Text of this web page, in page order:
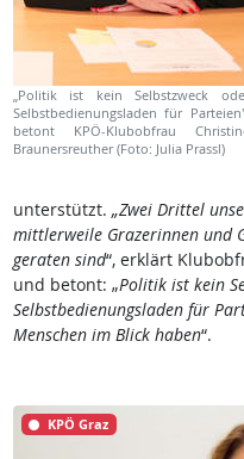
„Politik ist kein Selbstzweck
Selbstbedienungsladen für
betont KPÖ-Klubobfrau
Braunersreuther (Foto: Julia Prassl)
unterstützt. „Zwei Drittel
mittlerweile Grazerinnen und
geraten sind“, erklärt
und betont: „Politik ist kein
Selbstbedienungsladen für
Menschen im Blick haben“.
KPÖ Graz